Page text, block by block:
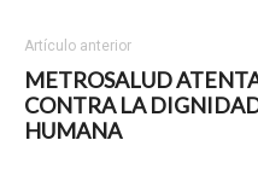
Artículo anterior
METROSALUD
CONTRA LA
HUMANA